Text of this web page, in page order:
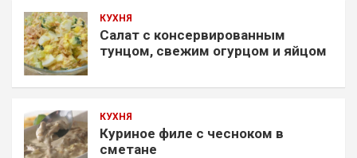
КУХНЯ
Салат с консервированным
тунцом, свежим огурцом и яйцом
КУХНЯ
Куриное филе с чесноком в
сметане